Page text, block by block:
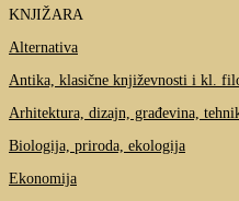
KNJIŽARA
Alternativa
Antika, klasične književnosti i kl.
Arhitektura, dizajn, građevina,
Biologija, priroda, ekologija
Ekonomija